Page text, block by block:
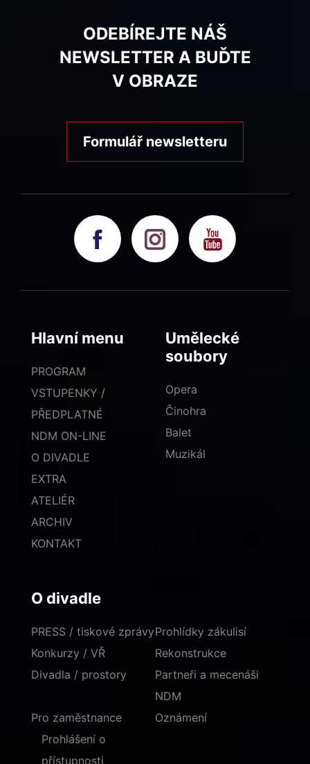
ODEBÍREJTE NÁŠ
NEWSLETTER A BUĎTE
V OBRAZE
Formulář newsletteru
Hlavní menu
PROGRAM
VSTUPENKY /
PŘEDPLATNÉ
NDM ON-LINE
O DIVADLE
EXTRA
ATELIÉR
ARCHIV
KONTAKT
Umělecké
soubory
Opera
Činohra
Balet
Muzikál
O divadle
PRESS / tiskové zprávy
Konkurzy / VŘ
Divadla / prostory
Prohlídky zákulisí
Rekonstrukce
Partneři a mecenáši
NDM
Pro zaměstnance
Oznámení
Prohlášení o
přístupnosti